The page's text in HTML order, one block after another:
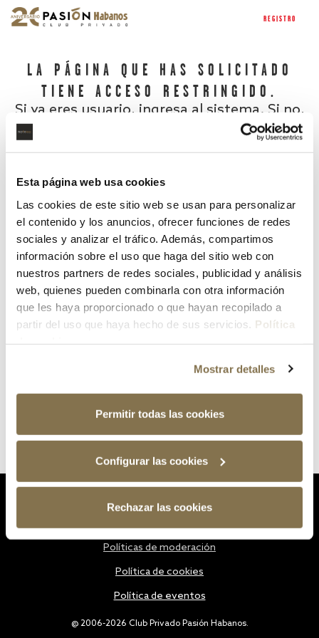
Esta página web usa cookies
Las cookies de este sitio web se usan para personalizar
el contenido y los anuncios, ofrecer funciones de redes
sociales y analizar el tráfico. Además, compartimos
información sobre el uso que haga del sitio web con
nuestros partners de redes sociales, publicidad y análisis
web, quienes pueden combinarla con otra información
que les haya proporcionado o que hayan recopilado a
partir del uso que haya hecho de sus servicios. Política
Mostrar detalles
Permitir todas las cookies
Configurar las cookies
Rechazar las cookies
REGISTRO
LA PÁGINA QUE HAS SOLICITADO
TIENE ACCESO RESTRINGIDO.
Si ya eres usuario, ingresa al sistema. Si no,
¿Has olvidado tu contraseña?
@ 2006-2026 Club Privado Pasión Habanos.
Políticas de moderación
Política de cookies
Política de eventos